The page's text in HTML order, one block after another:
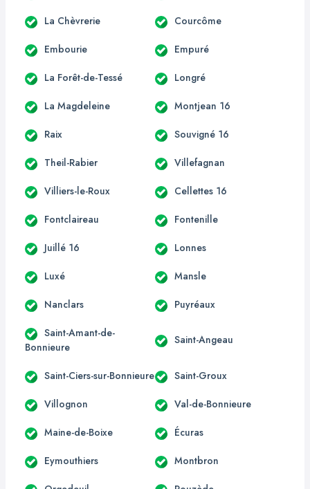
La Chèvrerie Courcôme
Embourie Empuré
La Forêt-de-Tessé Longré
La Magdeleine Montjean 16
Raix Souvigné 16
Theil-Rabier Villefagnan
Villiers-le-Roux Cellettes 16
Fontclaireau Fontenille
Juillé 16 Lonnes
Luxé Mansle
Nanclars Puyréaux
Saint-Amant-de-
Bonnieure
Saint-Angeau
Saint-Ciers-sur-Bonnieure Saint-Groux
Villognon Val-de-Bonnieure
Maine-de-Boixe Écuras
Eymouthiers Montbron